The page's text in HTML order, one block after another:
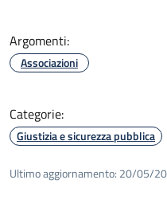
Argomenti:
Associazioni
Categorie:
Giustizia e sicurezza pubblica
Ultimo aggiornamento: 20/05/